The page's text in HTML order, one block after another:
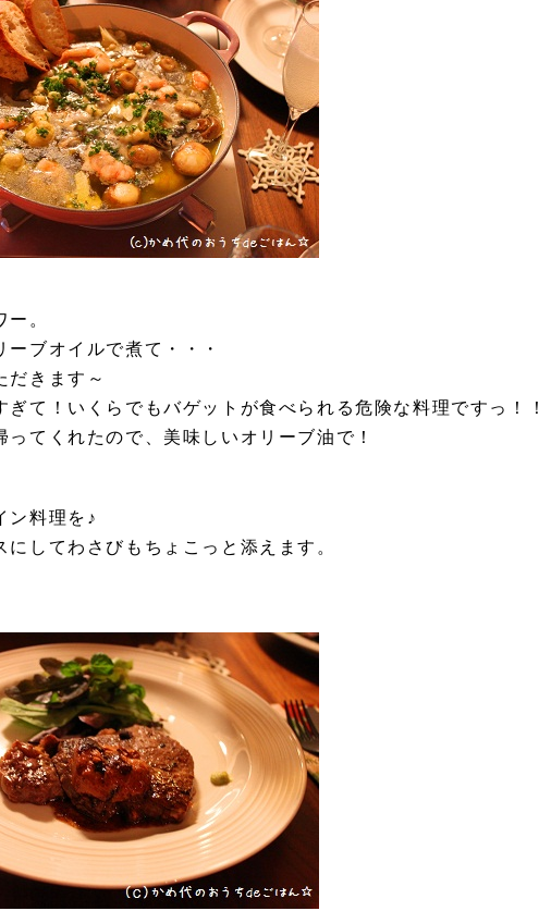
。
ブオイルで煮て・・・
だきます～
て！いくらでもバゲットが食べられる危険な料理ですっ！！
てくれたので、美味しいオリーブ油で！
ン料理を♪
してわさびもちょこっと添えます。